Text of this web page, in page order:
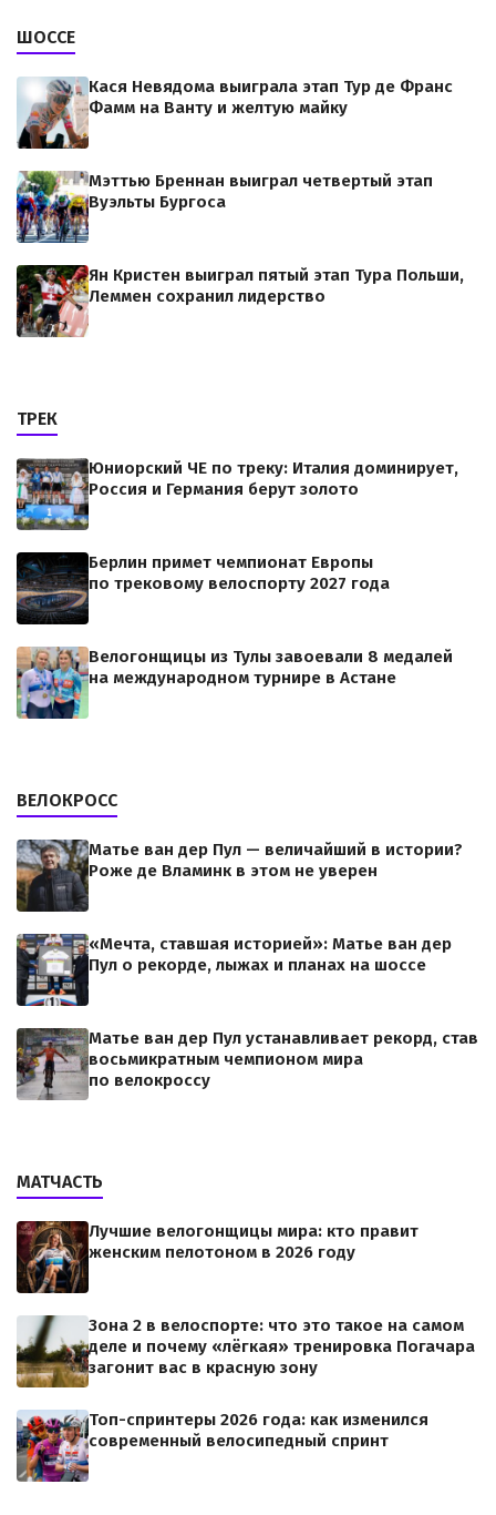
ШОССЕ
Кася Невядома выиграла этап Тур де Франс
Фамм на Ванту и желтую майку
Мэттью Бреннан выиграл четвертый этап
Вуэльты Бургоса
Ян Кристен выиграл пятый этап Тура Польши,
Леммен сохранил лидерство
ТРЕК
Юниорский ЧЕ по треку: Италия доминирует,
Россия и Германия берут золото
Берлин примет чемпионат Европы
по трековому велоспорту 2027 года
Велогонщицы из Тулы завоевали 8 медалей
на международном турнире в Астане
ВЕЛОКРОСС
Матье ван дер Пул — величайший в истории?
Роже де Вламинк в этом не уверен
«Мечта, ставшая историей»: Матье ван дер
Пул о рекорде, лыжах и планах на шоссе
Матье ван дер Пул устанавливает рекорд, став
восьмикратным чемпионом мира
по велокроссу
МАТЧАСТЬ
Лучшие велогонщицы мира: кто правит
женским пелотоном в 2026 году
Зона 2 в велоспорте: что это такое на самом
деле и почему «лёгкая» тренировка Погачара
загонит вас в красную зону
Топ-спринтеры 2026 года: как изменился
современный велосипедный спринт